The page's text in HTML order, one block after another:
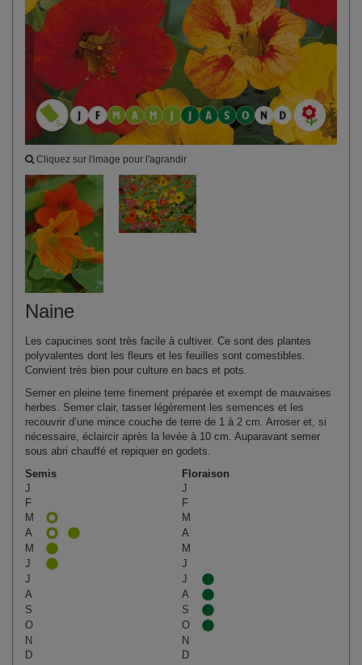
Cliquez sur l'image pour l'agrandir
Naine
Les capucines sont très facile à cultiver. Ce sont des plantes
polyvalentes dont les fleurs et les feuilles sont comestibles.
Convient très bien pour culture en bacs et pots.
Semer en pleine terre finement préparée et exempt de mauvaises
herbes. Semer clair, tasser légèrement les semences et les
recouvrir d’une mince couche de terre de 1 à 2 cm. Arroser et, si
nécessaire, éclaircir après la levée à 10 cm. Auparavant semer
sous abri chauffé et repiquer en godets.
Semis
Floraison
J
J
F
F
M
M
A
A
M
M
J
J
J
J
A
A
S
S
O
O
N
N
D
D